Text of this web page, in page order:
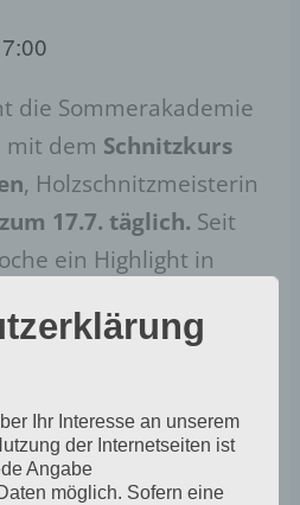
die Sommerakademie
mit dem Schnitzkurs
, Holzschnitzmeisterin
17.7. täglich. Seit
ein Highlight in
kann sowohl nur
kommen, als auch
um an einem
zu arbeiten, kommt
vorbei, auch
Ihr Interesse an unserem
der Internetseiten ist
Angabe
möglich. Sofern eine